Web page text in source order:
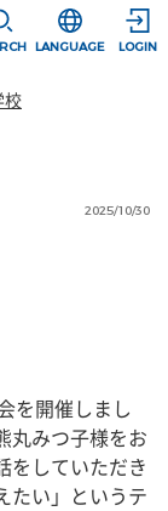
選択すると言
LANGUAGE LOGIN
校
2025/10/30
を開催しまし
丸みつ子様をお
をしていただき
たい」というテ